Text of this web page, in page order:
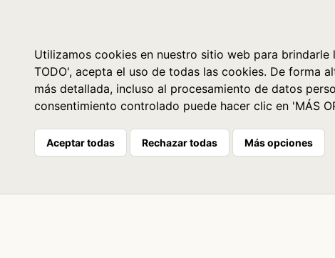
Utilizamos cookies en nuestro sitio web para brindarle
TODO', acepta el uso de todas las cookies. De forma
más detallada, incluso al procesamiento de datos
consentimiento controlado puede hacer clic en 'MÁS
Aceptar todas Rechazar todas Más opciones